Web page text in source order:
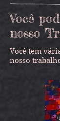
Você
nosso
Você tem
nosso